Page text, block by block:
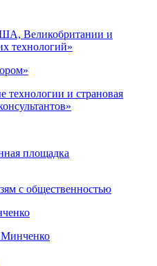
Великобритании и
технологий»
технологии и страновая
площадка
с общественностью
Минченко